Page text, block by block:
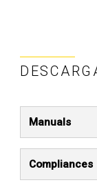
Manuals
Compliances